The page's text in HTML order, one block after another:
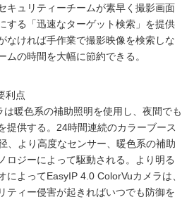
キュリティーチームが素早く撮影画面
する「迅速なターゲット検索」を提供
なければ手作業で撮影映像を検索しな
ムの時間を大幅に節約できる。
利点
は暖色系の補助照明を使用し、夜間でも
提供する。24時間連続のカラーブース
、より高度なセンサー、暖色系の補助
ロジーによって駆動される。より明る
によってEasyIP 4.0 ColorVuカメラは、
ティー侵害が起きればいつでも防御を